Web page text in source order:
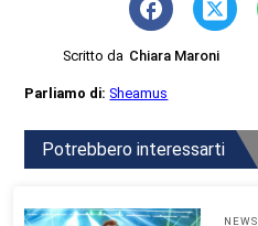
Scritto da Chiara Maroni
Parliamo di:Sheamus
Potrebbero interessarti
NEWS